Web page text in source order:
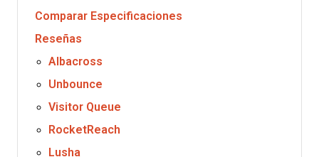
Comparar Especificaciones
Reseñas
Albacross
Unbounce
Visitor Queue
RocketReach
Lusha